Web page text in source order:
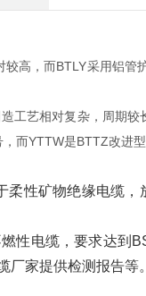
高，而BTLY采用铝管
工艺相对复杂，周期
而YTTW是BTTZ改进
性矿物绝缘电缆
性电缆，要求达到
家提供检测报告等。